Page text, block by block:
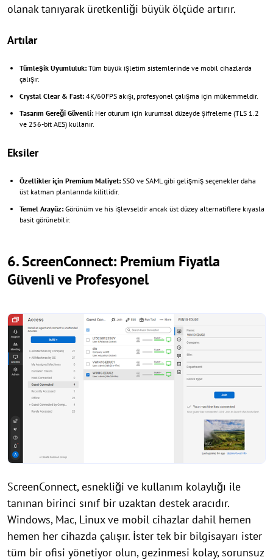
olanak tanıyarak üretkenliği büyük ölçüde artırır.
Artılar
Tümleşik Uyumluluk: Tüm büyük işletim sistemlerinde ve mobil cihazlarda
çalışır.
Crystal Clear & Fast: 4K/60FPS akışı, profesyonel çalışma için mükemmeldir.
Tasarım Gereği Güvenli: Her oturum için kurumsal düzeyde şifreleme (TLS 1.2
ve 256-bit AES) kullanır.
Eksiler
Özellikler için Premium Maliyet: SSO ve SAML gibi gelişmiş seçenekler daha
üst katman planlarında kilitlidir.
Temel Arayüz: Görünüm ve his işlevseldir ancak üst düzey alternatiflere kıyasla
basit görünebilir.
6. ScreenConnect: Premium Fiyatla
Güvenli ve Profesyonel
ScreenConnect, esnekliği ve kullanım kolaylığı ile
tanınan birinci sınıf bir uzaktan destek aracıdır.
Windows, Mac, Linux ve mobil cihazlar dahil hemen
hemen her cihazda çalışır. İster tek bir bilgisayarı ister
tüm bir ofisi yönetiyor olun, gezinmesi kolay, sorunsuz